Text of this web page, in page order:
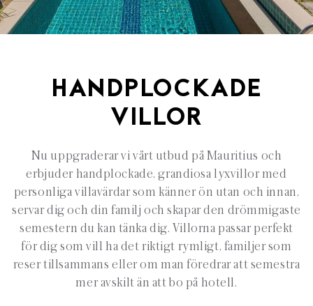
HANDPLOCKADE
VILLOR
Nu uppgraderar vi vårt utbud på Mauritius och
erbjuder handplockade, grandiosa lyxvillor med
personliga villavärdar som känner ön utan och innan,
servar dig och din familj och skapar den drömmigaste
semestern du kan tänka dig. Villorna passar perfekt
för dig som vill ha det riktigt rymligt, familjer som
reser tillsammans eller om man föredrar att semestra
mer avskilt än att bo på hotell.